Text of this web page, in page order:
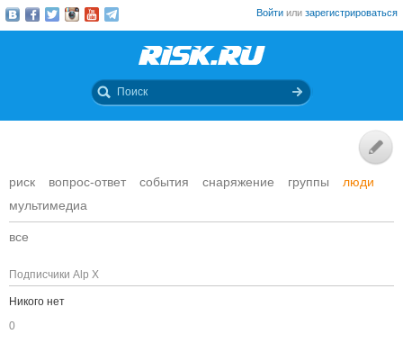
Войти или зарегистрироваться
риск вопрос-ответ события снаряжение группы
люди
мультимедиа
все
Подписчики Alp X
Никого нет
0